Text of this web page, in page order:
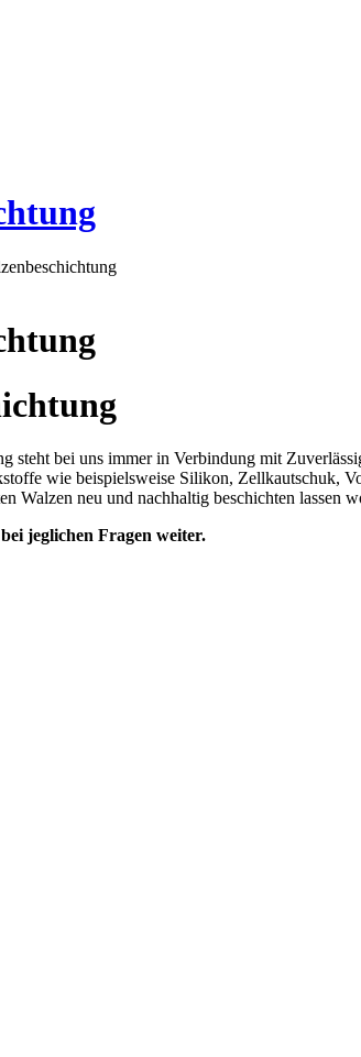
steht bei uns immer in Verbindung mit
wie beispielsweise Silikon, Zellkautschuk,
Walzen neu und nachhaltig beschichten lassen
jeglichen Fragen weiter.